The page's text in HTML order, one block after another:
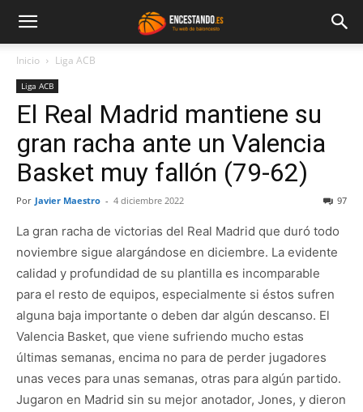
Inicio Liga ACB
Liga ACB
El Real Madrid mantiene su
gran racha ante un Valencia
Basket muy fallón (79-62)
Por Javier Maestro - 4 diciembre 2022 97
La gran racha de victorias del Real Madrid que duró todo
noviembre sigue alargándose en diciembre. La evidente
calidad y profundidad de su plantilla es incomparable
para el resto de equipos, especialmente si éstos sufren
alguna baja importante o deben dar algún descanso. El
Valencia Basket, que viene sufriendo mucho estas
últimas semanas, encima no para de perder jugadores
unas veces para unas semanas, otras para algún partido.
Jugaron en Madrid sin su mejor anotador, Jones, y dieron